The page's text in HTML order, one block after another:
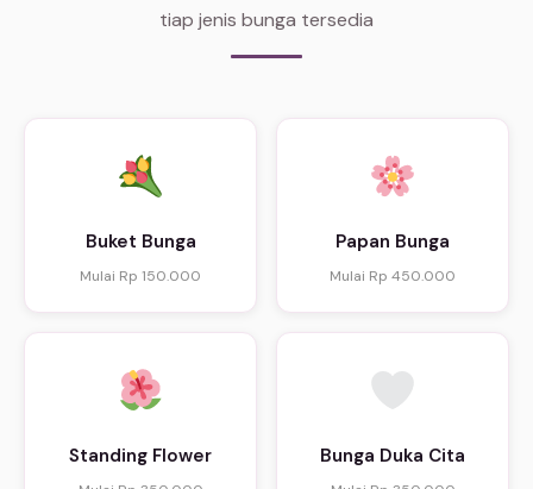
tiap jenis bunga tersedia
Buket Bunga
Mulai Rp 150.000
Papan Bunga
Mulai Rp 450.000
Standing Flower Bunga Duka Cita